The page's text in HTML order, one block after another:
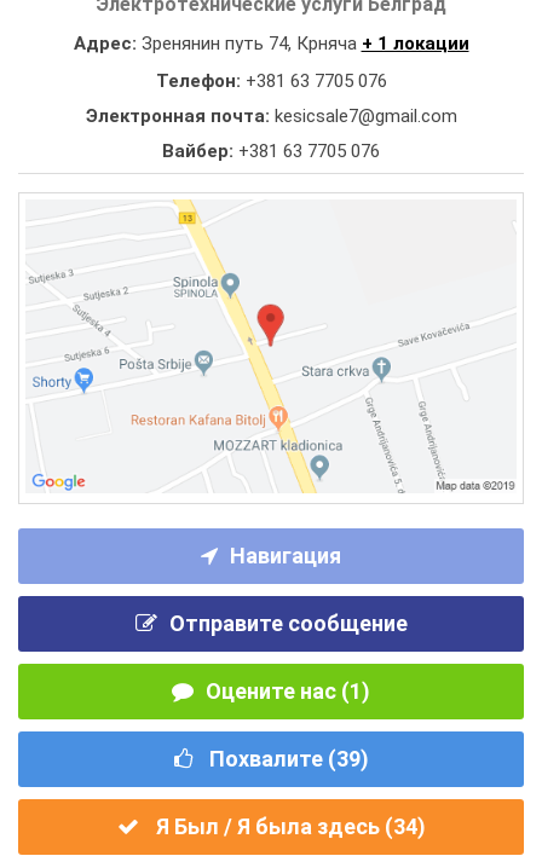
Адрес: Зренянин путь 74, Крняча + 1 локации
Телефон: +381 63 7705 076
Электронная почта: kesicsale7@gmail.com
Вайбер: +381 63 7705 076
Навигация
Отправите сообщение
Оцените нас (1)
Похвалите (39)
Я Был / Я была здесь (34)